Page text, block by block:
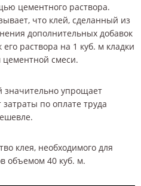
цементного раствора.
что клей, сделанный из
дополнительных добавок
раствора на 1 куб. м кладки
смеси.
значительно упрощает
по оплате труда
клея, необходимого для
объемом 40 куб. м.